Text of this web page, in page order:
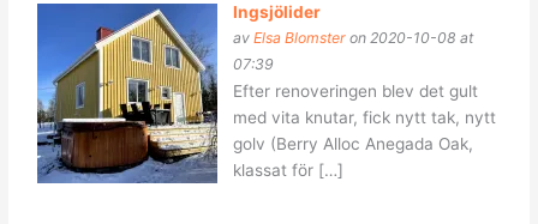
Ingsjölider
avElsa Blomster on 2020-10-08 at
07:39
Efter renoveringen blev det gult
med vita knutar, fick nytt tak, nytt
golv (Berry Alloc Anegada Oak,
klassat för […]